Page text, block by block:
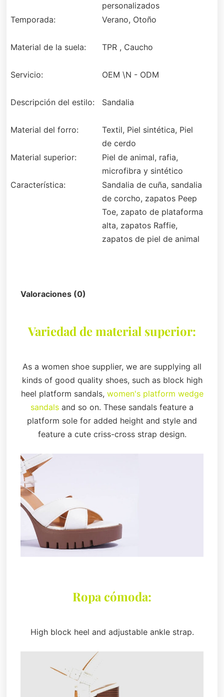
personalizados
Temporada:
Verano, Otoño
Material de la suela: TPR , Caucho
Servicio: OEM \N - ODM
Descripción del estilo: Sandalia
Material del forro:
Textil, Piel sintética, Piel
de cerdo
Material superior:
Piel de animal, rafia,
microfibra y sintético
Característica:
Sandalia de cuña, sandalia
de corcho, zapatos Peep
Toe, zapato de plataforma
alta, zapatos Raffie,
zapatos de piel de animal
Valoraciones (0)
Variedad de material superior:
As a women shoe supplier, we are supplying all
kinds of good quality shoes, such as block high
heel platform sandals, women's platform wedge
sandals and so on. These sandals feature a
platform sole for added height and style and
feature a cute criss-cross strap design.
Ropa cómoda:
High block heel and adjustable ankle strap.